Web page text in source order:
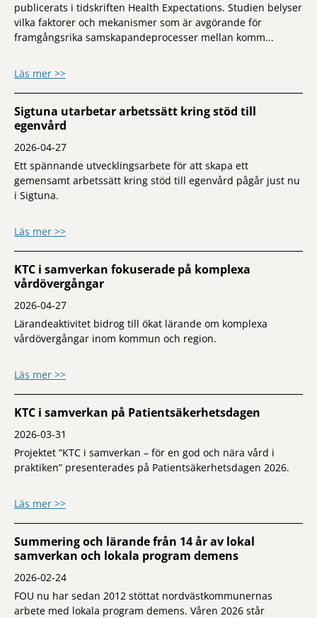
publicerats i tidskriften Health Expectations. Studien belyser
vilka faktorer och mekanismer som är avgörande för
framgångsrika samskapandeprocesser mellan komm...
Läs mer >>om Ny artikel från projektet Samsas
Sigtuna utarbetar arbetssätt kring stöd till
egenvård
2026-04-27
Ett spännande utvecklingsarbete för att skapa ett
gemensamt arbetssätt kring stöd till egenvård pågår just nu
i Sigtuna.
Läs mer >>om Sigtuna utarbetar arbetssätt kring
KTC i samverkan fokuserade på komplexa
vårdövergångar
2026-04-27
Lärandeaktivitet bidrog till ökat lärande om komplexa
vårdövergångar inom kommun och region.
Läs mer >>om KTC i samverkan fokuserade på
KTC i samverkan på Patientsäkerhetsdagen
2026-03-31
Projektet ”KTC i samverkan – för en god och nära vård i
praktiken” presenterades på Patientsäkerhetsdagen 2026.
Läs mer >>om KTC i samverkan på
Summering och lärande från 14 år av lokal
samverkan och lokala program demens
2026-02-24
FOU nu har sedan 2012 stöttat nordvästkommunernas
arbete med lokala program demens. Våren 2026 står